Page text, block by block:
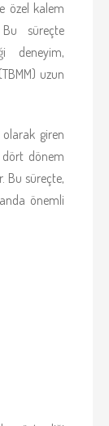
özel kalem
süreçte
deneyim,
uzun
olarak giren
dört dönem
Bu süreçte,
önemli